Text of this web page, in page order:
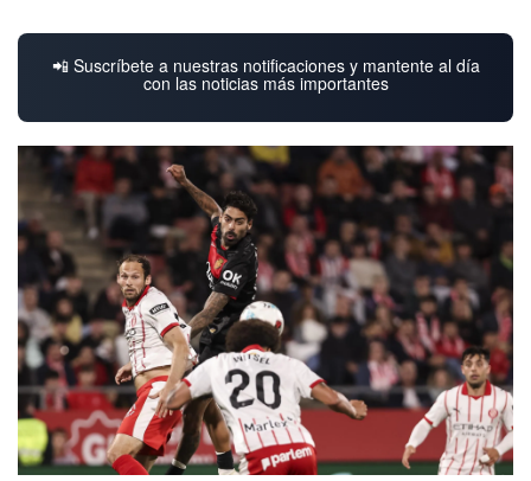
📲 Suscríbete a nuestras notificaciones y mantente al día
con las noticias más importantes